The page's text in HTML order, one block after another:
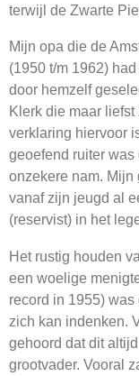
terwijl de Zwarte
Mijn opa die de
(1950 t/m 1962)
door hemzelf
Klerk die maar
verklaring hiervoor
geoefend ruiter
onzekere nam.
vanaf zijn jeugd al
(reservist) in het
Het rustig houden
een woelige
record in 1955)
zich kan indenken.
gehoord dat dit
grootvader. Vooral